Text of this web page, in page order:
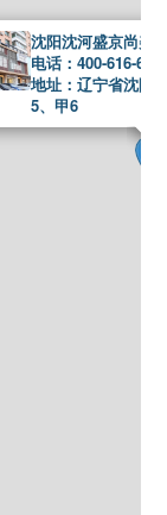
沈阳沈河盛京尚美
电话：400-616-
地址：辽宁省沈阳
5、甲6